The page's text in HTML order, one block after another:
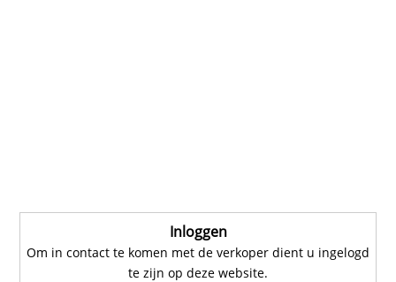
Inloggen
Om in contact te komen met de verkoper dient u ingelogd
te zijn op deze website.